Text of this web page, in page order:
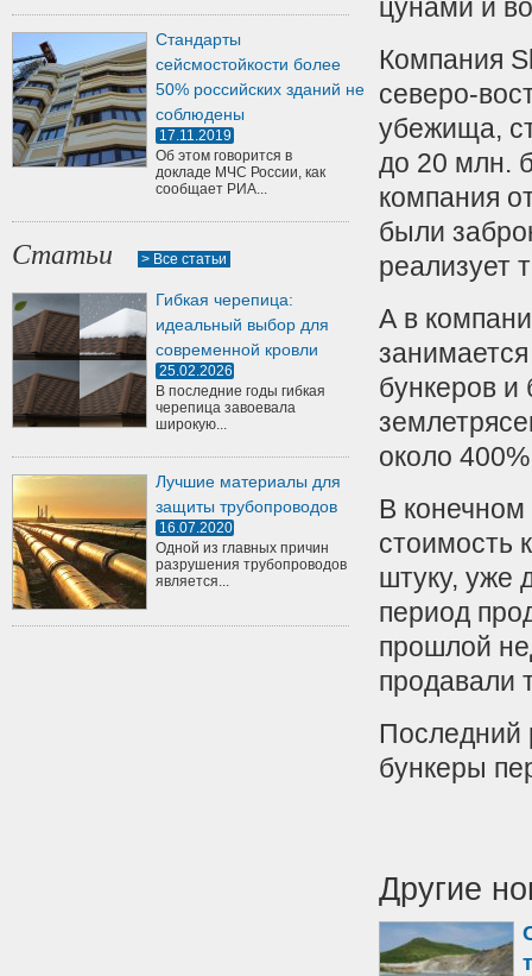
Стандарты
сейсмостойкости более
50% российских зданий не
соблюдены
17.11.2019
Об этом говорится в
докладе МЧС России, как
сообщает РИА...
Статьи > Все статьи
Гибкая черепица:
идеальный выбор для
современной кровли
25.02.2026
В последние годы гибкая
черепица завоевала
широкую...
Лучшие материалы для
защиты трубопроводов
16.07.2020
Одной из главных причин
разрушения трубопроводов
является...
цунами и
Компания
северо-
убежища,
до 20 млн.
компания
были
реализует
А в
бункеров
около
В
стоимость
штуку, уже
период
прошлой
продавали
Последний
бункеры
Другие